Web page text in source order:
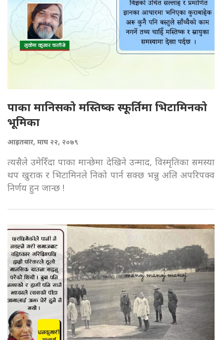
पाका मानिसको मस्तिष्क स्फूर्तिमा भिटामिनको
भूमिका
आइतबार, माघ २२, २०७९
त्यसैले उमेरिँदा पाका मान्छेमा देखिने उन्माद, विस्मृतिका समस्या
थप खुराक र भिटामिनले निको पार्न सक्छ भन्नु अलि अपरिपक्व
निर्णय हुन जान्छ !